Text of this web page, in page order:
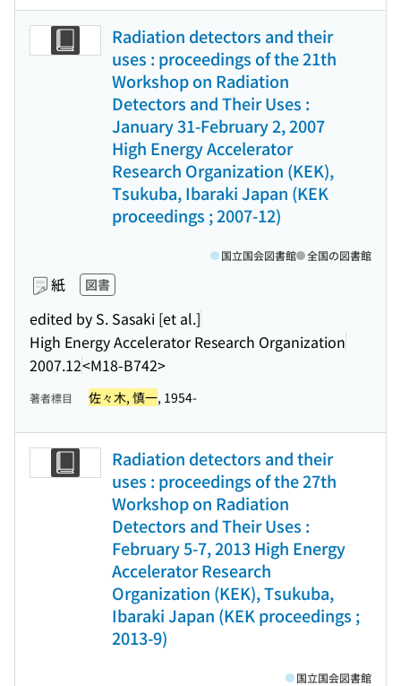
Radiation detectors and their
uses : proceedings of the 21th
Workshop on Radiation
Detectors and Their Uses :
January 31-February 2, 2007
High Energy Accelerator
Research Organization (KEK),
Tsukuba, Ibaraki Japan (KEK
proceedings ; 2007-12)
紙 図書
edited by S. Sasaki [et al.]
High Energy Accelerator Research Organization
2007.12<M18-B742>
国立国会図書館 全国の図書館
著者標目 佐々木, 慎一, 1954-
Radiation detectors and their
uses : proceedings of the 27th
Workshop on Radiation
Detectors and Their Uses :
February 5-7, 2013 High Energy
Accelerator Research
Organization (KEK), Tsukuba,
Ibaraki Japan (KEK proceedings ;
2013-9)
国立国会図書館